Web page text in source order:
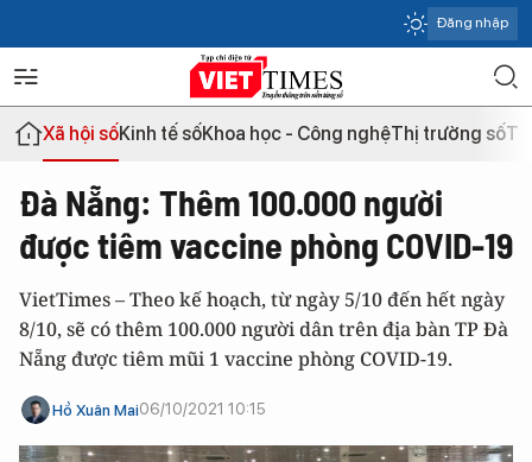
Đăng nhập
Xã hội sốKinh tế sốKhoa học - Công nghệThị trường số
Đà Nẵng: Thêm 100.000 người
được tiêm vaccine phòng COVID-19
VietTimes – Theo kế hoạch, từ ngày 5/10 đến hết ngày
8/10, sẽ có thêm 100.000 người dân trên địa bàn TP Đà
Nẵng được tiêm mũi 1 vaccine phòng COVID-19.
Hồ Xuân Mai06/10/2021 10:15